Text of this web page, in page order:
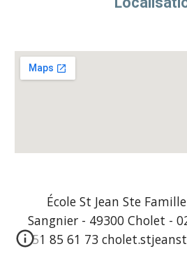
École St Jean Ste
Sangnier - 49300 Cholet -
51 85 61 73